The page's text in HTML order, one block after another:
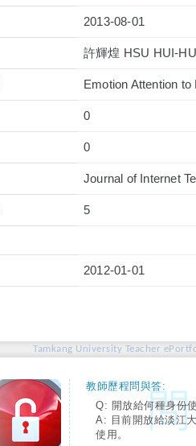
2013-08-01
許輝煌 HSU HUI-
Emotion Attention
0
0
Journal of Internet
5
2012-01-01
Tamkang University Teacher
教師歷程問與答:
Q: 開放給何種身份
A: 目前開放給淡江
使用。